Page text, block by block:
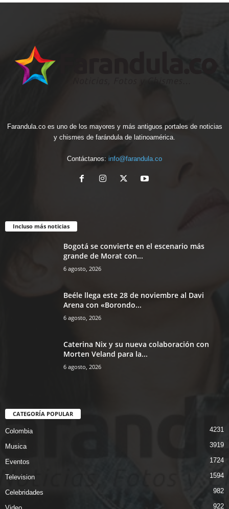
Farandula.co es uno de los mayores y más antiguos portales de noticias
y chismes de farándula de latinoamérica.
Contáctanos: info@farandula.co
Incluso más noticias
Bogotá se convierte en el escenario más
grande de Morat con...
6 agosto, 2026
Beéle llega este 28 de noviembre al Davi
Arena con «Borondo...
6 agosto, 2026
Caterina Nix y su nueva colaboración con
Morten Veland para la...
6 agosto, 2026
CATEGORÍA POPULAR
Colombia 4231
Musica 3919
Eventos 1724
Television 1594
Celebridades 982
922